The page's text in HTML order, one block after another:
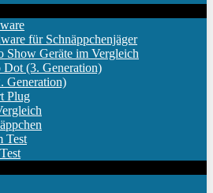
für Schnäppchenjäger
Show Geräte im Vergleich
Dot (3. Generation)
Generation)
Plug
Test